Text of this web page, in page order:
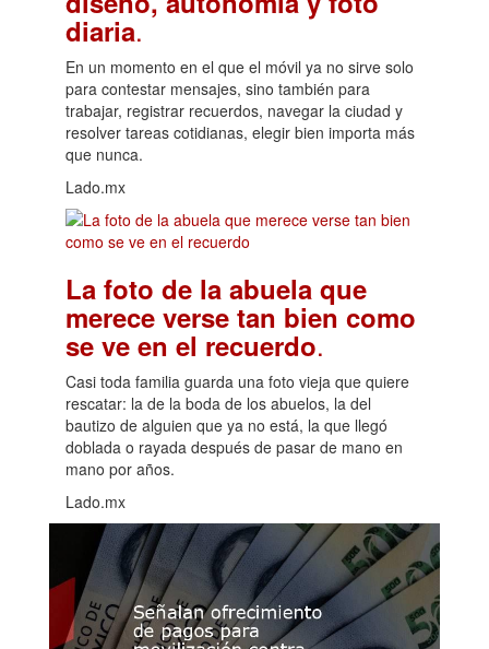
diaria.
En un momento en el que el móvil ya no sirve solo
para contestar mensajes, sino también para
trabajar, registrar recuerdos, navegar la ciudad y
resolver tareas cotidianas, elegir bien importa más
que nunca.
Lado.mx
La foto de la abuela que
merece verse tan bien como
se ve en el recuerdo.
Casi toda familia guarda una foto vieja que quiere
rescatar: la de la boda de los abuelos, la del
bautizo de alguien que ya no está, la que llegó
doblada o rayada después de pasar de mano en
mano por años.
Lado.mx